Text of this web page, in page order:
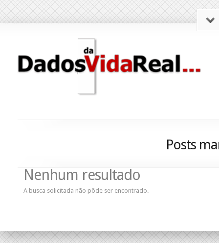
Posts
Nenhum resultado
A busca solicitada não pôde ser encontrado.